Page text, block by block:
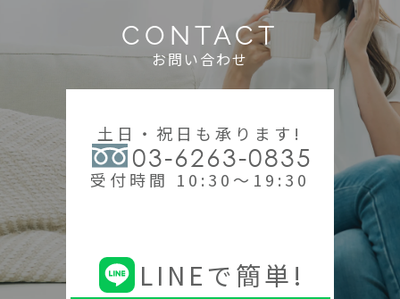
CONTACT
お問い合わせ
土日・祝日も承ります!
03-6263-0835
受付時間 10:30～19:30
LINEで簡単!